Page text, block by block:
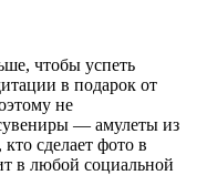
чтобы успеть
в подарок от
не
— амулеты из
сделает фото в
в любой социальной